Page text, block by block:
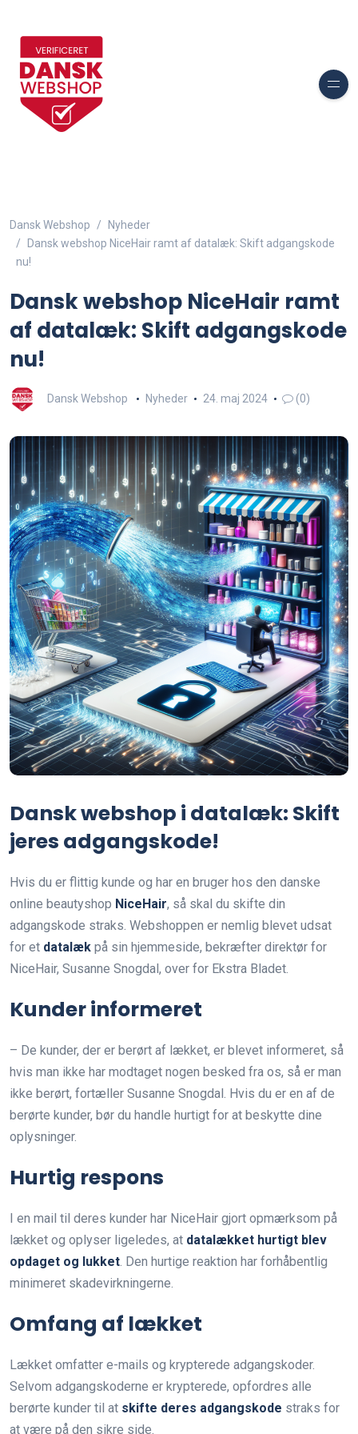
Dansk Webshop
Nyheder
Dansk webshop NiceHair ramt af datalæk: Skift adgangskode
nu!
Dansk webshop NiceHair ramt
af datalæk: Skift adgangskode
nu!
Dansk Webshop Nyheder 24. maj 2024 (0)
Dansk webshop i datalæk: Skift
jeres adgangskode!
Hvis du er flittig kunde og har en bruger hos den danske
online beautyshop NiceHair, så skal du skifte din
adgangskode straks. Webshoppen er nemlig blevet udsat
for et datalæk på sin hjemmeside, bekræfter direktør for
NiceHair, Susanne Snogdal, over for Ekstra Bladet.
Kunder informeret
– De kunder, der er berørt af lækket, er blevet informeret, så
hvis man ikke har modtaget nogen besked fra os, så er man
ikke berørt, fortæller Susanne Snogdal. Hvis du er en af de
berørte kunder, bør du handle hurtigt for at beskytte dine
oplysninger.
Hurtig respons
I en mail til deres kunder har NiceHair gjort opmærksom på
lækket og oplyser ligeledes, at datalækket hurtigt blev
opdaget og lukket. Den hurtige reaktion har forhåbentlig
minimeret skadevirkningerne.
Omfang af lækket
Lækket omfatter e-mails og krypterede adgangskoder.
Selvom adgangskoderne er krypterede, opfordres alle
berørte kunder til at skifte deres adgangskode straks for
at være på den sikre side.